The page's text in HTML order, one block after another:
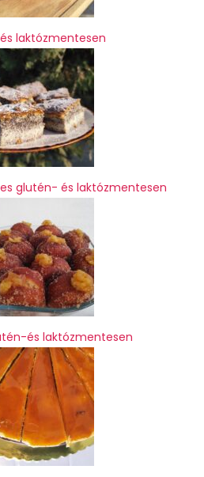
laktózmentesen
glutén- és laktózmentesen
és laktózmentesen